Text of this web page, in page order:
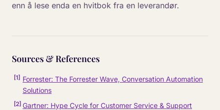
enn å lese enda en hvitbok fra en leverandør.
Sources & References
[1] Forrester: The Forrester Wave, Conversation Automation
Solutions
[2] Gartner: Hype Cycle for Customer Service & Support